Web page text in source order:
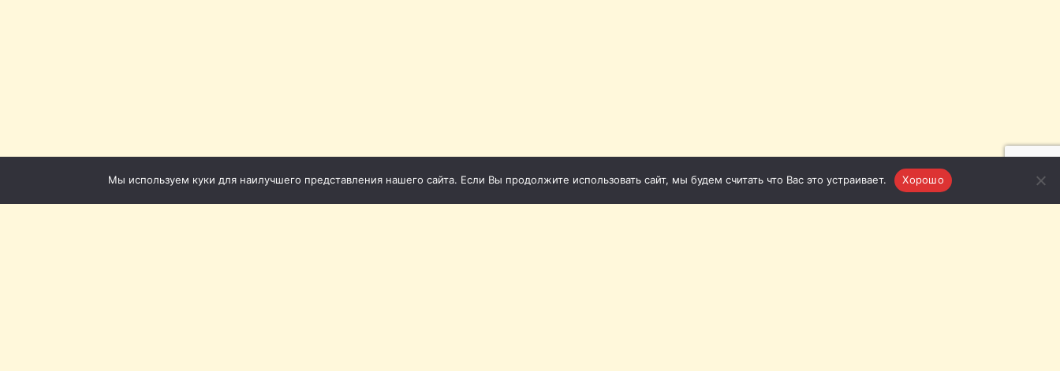
Мы используем куки для наилучшего представления нашего сайта. Если Вы продолжите использовать сайт, мы будем считать что Вас это устраивает. Хорошо